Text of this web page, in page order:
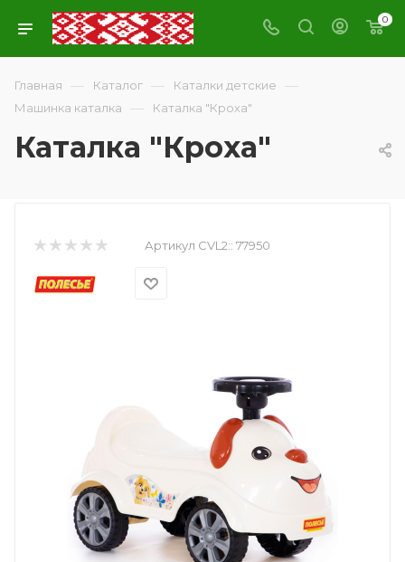
0
Главная — Каталог — Каталки детские —
Машинка каталка — Каталка "Кроха"
Каталка "Кроха"
Артикул CVL2:: 77950